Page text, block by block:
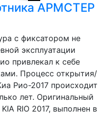
АРМСТЕР
с фиксатором не
эксплуатации
привлекал к себе
Процесс открытия/
Рио-2017 происходит
лет. Оригинальный
RIO 2017, выполнен в